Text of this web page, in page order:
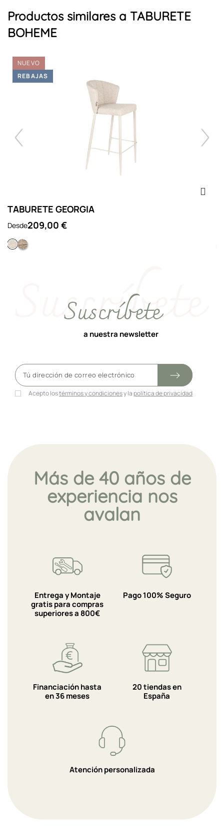
Productos similares a TABURETE
BOHEME
TABURETE GEORGIA
Desde209,00 €
BeigeMarrón
NUEVO
REBAJAS
Suscríbete
a nuestra newsletter
Acepto lostérminos y condicionesy la política de privacidad
Más de 40 años de
experiencia nos
avalan
Entrega y Montaje
gratis para compras
superiores a 800€
Pago 100% Seguro
Financiación hasta
en 36 meses
20 tiendas en
España
Atención personalizada